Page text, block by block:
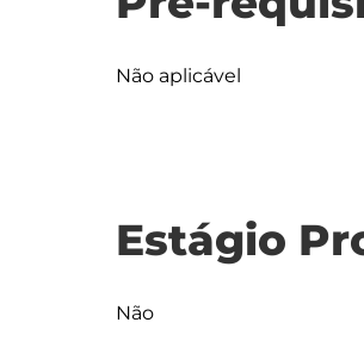
Não aplicável
Estágio
Não